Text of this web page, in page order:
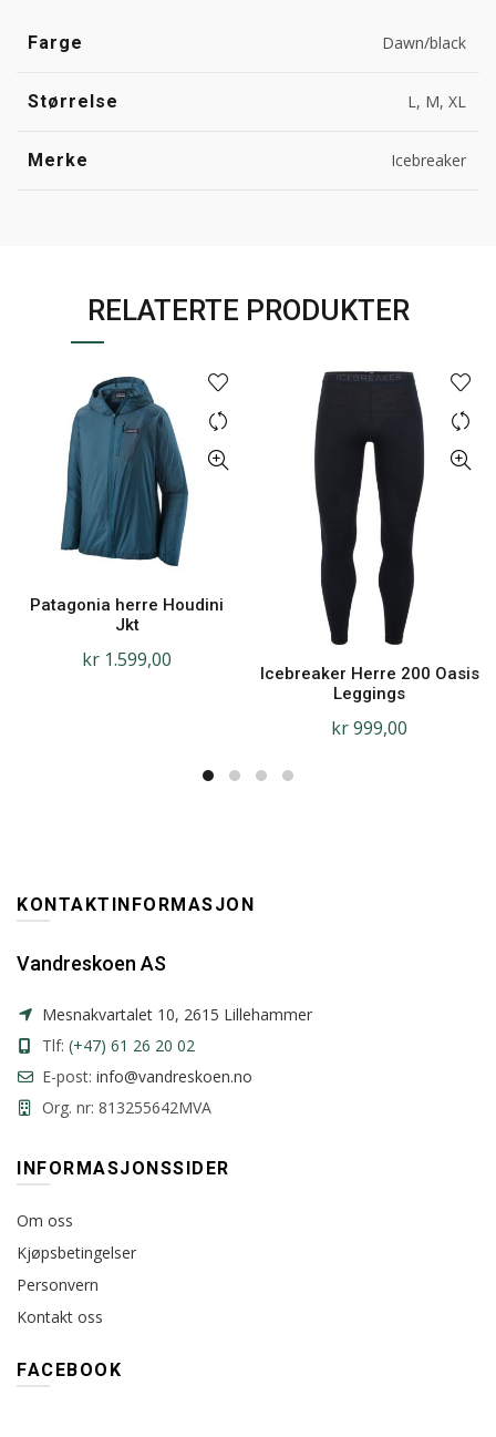
Farge Dawn/black
Størrelse L, M, XL
Merke Icebreaker
RELATERTE PRODUKTER
Patagonia herre Houdini
Jkt
kr 1.599,00
Icebreaker Herre 200 Oasis
Leggings
kr999,00
KONTAKTINFORMASJON
Vandreskoen AS
Mesnakvartalet 10, 2615 Lillehammer
Tlf: (+47) 61 26 20 02
E-post: info@vandreskoen.no
Org. nr: 813255642MVA
INFORMASJONSSIDER
Om oss
Kjøpsbetingelser
Personvern
Kontakt oss
FACEBOOK